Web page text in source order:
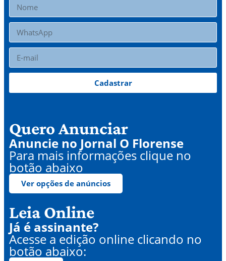
Cadastrar
Quero Anunciar
Anuncie no Jornal O Florense
Para mais informações clique no
botão abaixo
Ver opções de anúncios
Leia Online
Já é assinante?
Acesse a edição online clicando no
botão abaixo: